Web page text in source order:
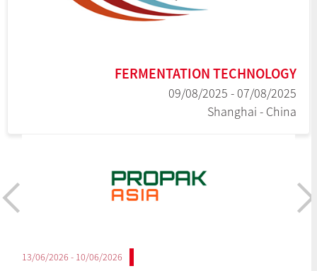
FERMENTATION TECHNOLOGY
07/08/2025 - 09/08/2025
Shanghai - China
10/06/2026 - 13/06/2026